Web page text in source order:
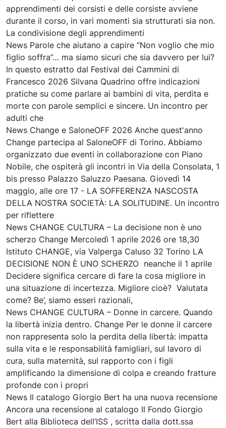
apprendimenti dei corsisti e delle corsiste avviene
durante il corso, in vari momenti sia strutturati sia non.
La condivisione degli apprendimenti
News Parole che aiutano a capire “Non voglio che mio
figlio soffra”… ma siamo sicuri che sia davvero per lui?
In questo estratto dal Festival dei Cammini di
Francesco 2026 Silvana Quadrino offre indicazioni
pratiche su come parlare ai bambini di vita, perdita e
morte con parole semplici e sincere. Un incontro per
adulti che
News Change e SaloneOFF 2026 Anche quest'anno
Change partecipa al SaloneOFF di Torino. Abbiamo
organizzato due eventi in collaborazione con Piano
Nobile, che ospiterà gli incontri in Via della Consolata, 1
bis presso Palazzo Saluzzo Paesana. Giovedì 14
maggio, alle ore 17 - LA SOFFERENZA NASCOSTA
DELLA NOSTRA SOCIETÀ: LA SOLITUDINE. Un incontro
per riflettere
News CHANGE CULTURA – La decisione non è uno
scherzo Change Mercoledì 1 aprile 2026 ore 18,30
Istituto CHANGE, via Valperga Caluso 32 Torino LA
DECISIONE NON È UNO SCHERZO neanche il 1 aprile
Decidere significa cercare di fare la cosa migliore in
una situazione di incertezza. Migliore cioè? Valutata
come? Be’, siamo esseri razionali,
News CHANGE CULTURA – Donne in carcere. Quando
la libertà inizia dentro. Change Per le donne il carcere
non rappresenta solo la perdita della libertà: impatta
sulla vita e le responsabilità famigliari, sul lavoro di
cura, sulla maternità, sul rapporto con i figli
amplificando la dimensione di colpa e creando fratture
profonde con i propri
News Il catalogo Giorgio Bert ha una nuova recensione
Ancora una recensione al catalogo Il Fondo Giorgio
Bert alla Biblioteca dell’ISS , scritta dalla dott.ssa